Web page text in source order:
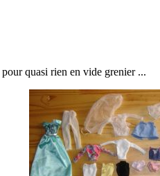
pour quasi rien en vide grenier ...